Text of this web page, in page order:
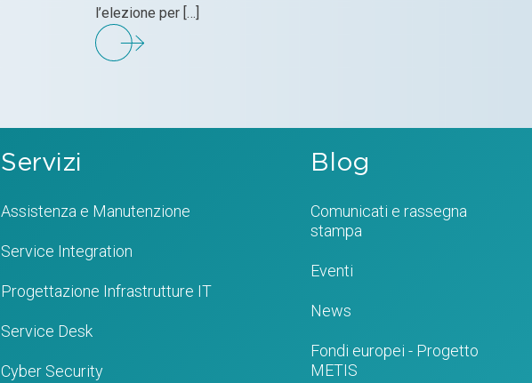
l’elezione per […]
Servizi
Assistenza e Manutenzione
Service Integration
Progettazione Infrastrutture IT
Service Desk
Cyber Security
Blog
Comunicati e rassegna
stampa
Eventi
News
Fondi europei - Progetto
METIS